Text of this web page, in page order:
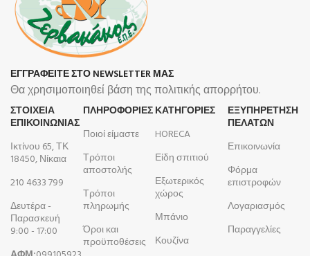
ΕΓΓΡΑΦΕΙΤΕ ΣΤΟ NEWSLETTER ΜΑΣ
Θα χρησιμοποιηθεί βάση της πολιτικής απορρήτου.
ΣΤΟΙΧΕΙΑ
ΕΠΙΚΟΙΝΩΝΙΑΣ
Ικτίνου 65, ΤΚ
18450, Νίκαια
210 4633 799
Δευτέρα -
Παρασκευή
9:00 - 17:00
ΠΛΗΡΟΦΟΡΊΕΣ
Ποιοί είμαστε
Τρόποι
αποστολής
Τρόποι
πληρωμής
Όροι και
προϋποθέσεις
ΚΑΤΗΓΟΡΙΕΣ
HORECA
Είδη σπιτιού
Εξωτερικός
χώρος
Μπάνιο
Κουζίνα
ΕΞΥΠΗΡΕΤΗΣΗ
ΠΕΛΑΤΩΝ
Επικοινωνία
Φόρμα
επιστροφών
Λογαριασμός
Παραγγελίες